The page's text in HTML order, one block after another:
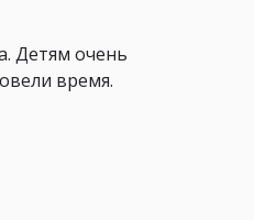
Детям очень
время.